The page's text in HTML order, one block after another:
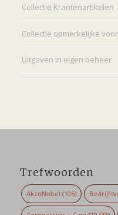
Collectie Krantenartikelen
Collectie opmerkelijke
Uitgaven in eigen beheer
Trefwoorden
AkzoNobel (105)